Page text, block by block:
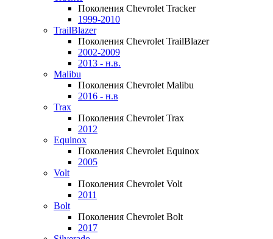
Поколения Chevrolet Tracker
1999-2010
TrailBlazer
Поколения Chevrolet TrailBlazer
2002-2009
2013 - н.в.
Malibu
Поколения Chevrolet Malibu
2016 - н.в
Trax
Поколения Chevrolet Trax
2012
Equinox
Поколения Chevrolet Equinox
2005
Volt
Поколения Chevrolet Volt
2011
Bolt
Поколения Chevrolet Bolt
2017